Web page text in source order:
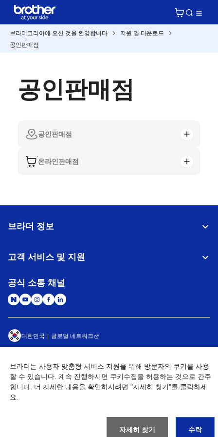
브라더코리아에 오신 것을 환영합니다
지원 및 다운로드
공인판매점
공인판매점
공인판매점
온라인판매점
브라더는 사용자 맞춤형 서비스 지원을 위해 방문자의 쿠키를 사용
할 수 있습니다. 계속 진행하시면 쿠키수집을 허용하는 것으로 간주
합니다. 더 자세한 내용을 확인하시려면 "자세히 찾기"를 클릭하세
요.
자세히 찾기 수락
브라더 정보
고객 서비스 및 지원
공식 소통 채널
대한민국 글로벌 네트워크
개인정보취급방침 (Brother Industries, Ltd.)
Go to Global Site
©2026 BROTHER INTERNATIONAL KOREA CO., LTD. All Rights